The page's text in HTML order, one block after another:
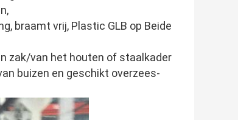
braamt vrij, Plastic GLB op Beide
zak/van het houten of staalkader
buizen en geschikt overzees-